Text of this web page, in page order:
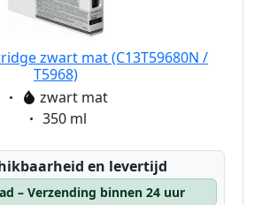
zwart mat (C13T59680N /
T5968)
Eigenschaft:
zwart mat
Eigenschaft:
350 ml
en levertijd
– Verzending binnen 24 uur